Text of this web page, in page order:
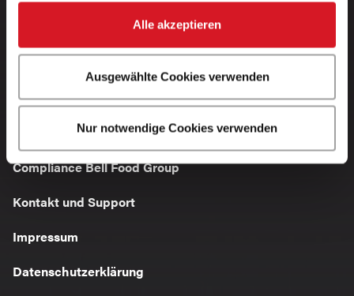
Alle akzeptieren
Ausgewählte Cookies verwenden
Nur notwendige Cookies verwenden
Startseite
Themenwelten
Burger & Hot Dog Challenge Tipps
Compliance Bell Food Group
Kontakt und Support
Impressum
Datenschutzerklärung